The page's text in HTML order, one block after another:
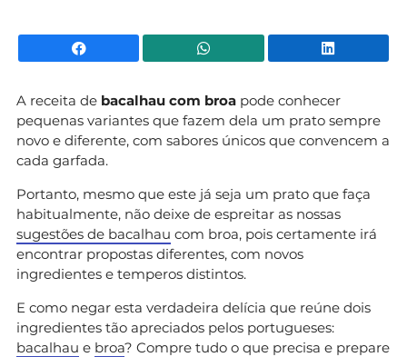
Facebook WhatsApp
A receita de bacalhau com broa pode conhecer
pequenas variantes que fazem dela um prato sempre
novo e diferente, com sabores únicos que convencem a
cada garfada.
Portanto, mesmo que este já seja um prato que faça
habitualmente, não deixe de espreitar as nossas
sugestões de bacalhau com broa, pois certamente irá
encontrar propostas diferentes, com novos
ingredientes e temperos distintos.
E como negar esta verdadeira delícia que reúne dois
ingredientes tão apreciados pelos portugueses:
bacalhau e broa? Compre tudo o que precisa e prepare